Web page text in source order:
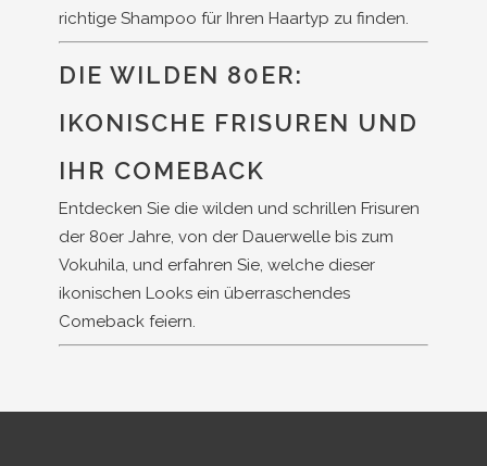
richtige Shampoo für Ihren Haartyp zu finden.
DIE WILDEN 80ER:
IKONISCHE FRISUREN UND
IHR COMEBACK
Entdecken Sie die wilden und schrillen Frisuren
der 80er Jahre, von der Dauerwelle bis zum
Vokuhila, und erfahren Sie, welche dieser
ikonischen Looks ein überraschendes
Comeback feiern.